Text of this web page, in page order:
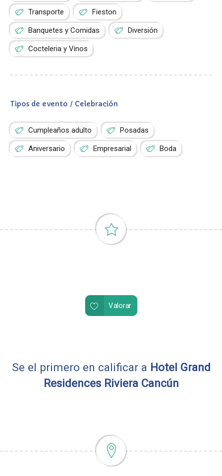
Transporte Fieston
Banquetes y Comidas Diversión
Cocteleria y Vinos
Tipos de evento / Celebración
Cumpleaños adulto Posadas
Aniversario Empresarial Boda
Valorar
Se el primero en calificar a Hotel Grand
Residences Riviera Cancún